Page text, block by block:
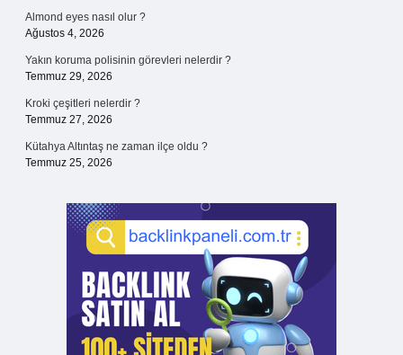
Almond eyes nasıl olur ?
Ağustos 4, 2026
Yakın koruma polisinin görevleri nelerdir ?
Temmuz 29, 2026
Kroki çeşitleri nelerdir ?
Temmuz 27, 2026
Kütahya Altıntaş ne zaman ilçe oldu ?
Temmuz 25, 2026